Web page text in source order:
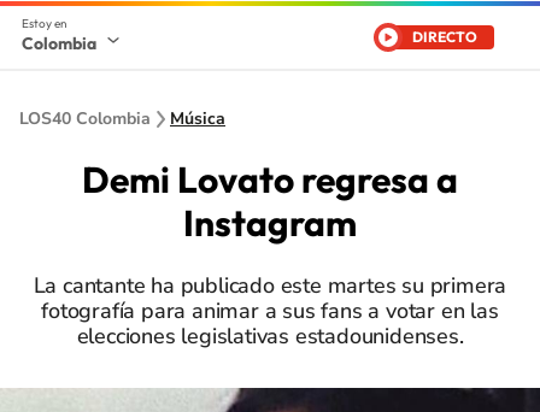
Colombia DIRECTO
LOS40 Colombia Música
Demi Lovato regresa a
Instagram
La cantante ha publicado este martes su primera
fotografía para animar a sus fans a votar en las
elecciones legislativas estadounidenses.